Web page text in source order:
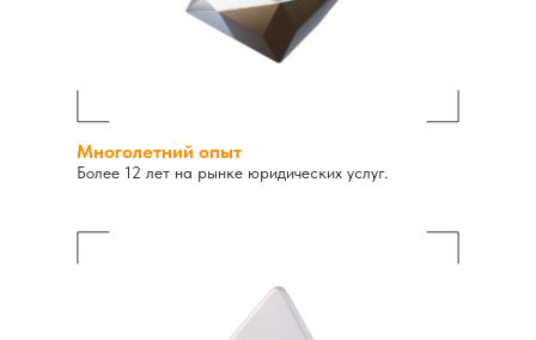
Многолетний опыт
Более 12 лет на рынке юридических услуг.